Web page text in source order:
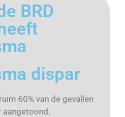
BRD
dispar
60% van de gevallen